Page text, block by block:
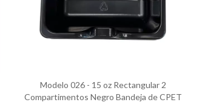
Modelo 026 - 15 oz Rectangular 2
Compartimentos Negro Bandeja de CPET